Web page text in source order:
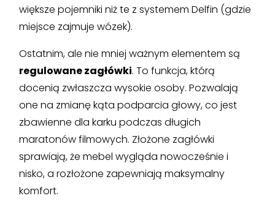
większe pojemniki niż te z systemem Delfin (gdzie
miejsce zajmuje wózek).
Ostatnim, ale nie mniej ważnym elementem są
regulowane zagłówki. To funkcja, którą
docenią zwłaszcza wysokie osoby. Pozwalają
one na zmianę kąta podparcia głowy, co jest
zbawienne dla karku podczas długich
maratonów filmowych. Złożone zagłówki
sprawiają, że mebel wygląda nowocześnie i
nisko, a rozłożone zapewniają maksymalny
komfort.